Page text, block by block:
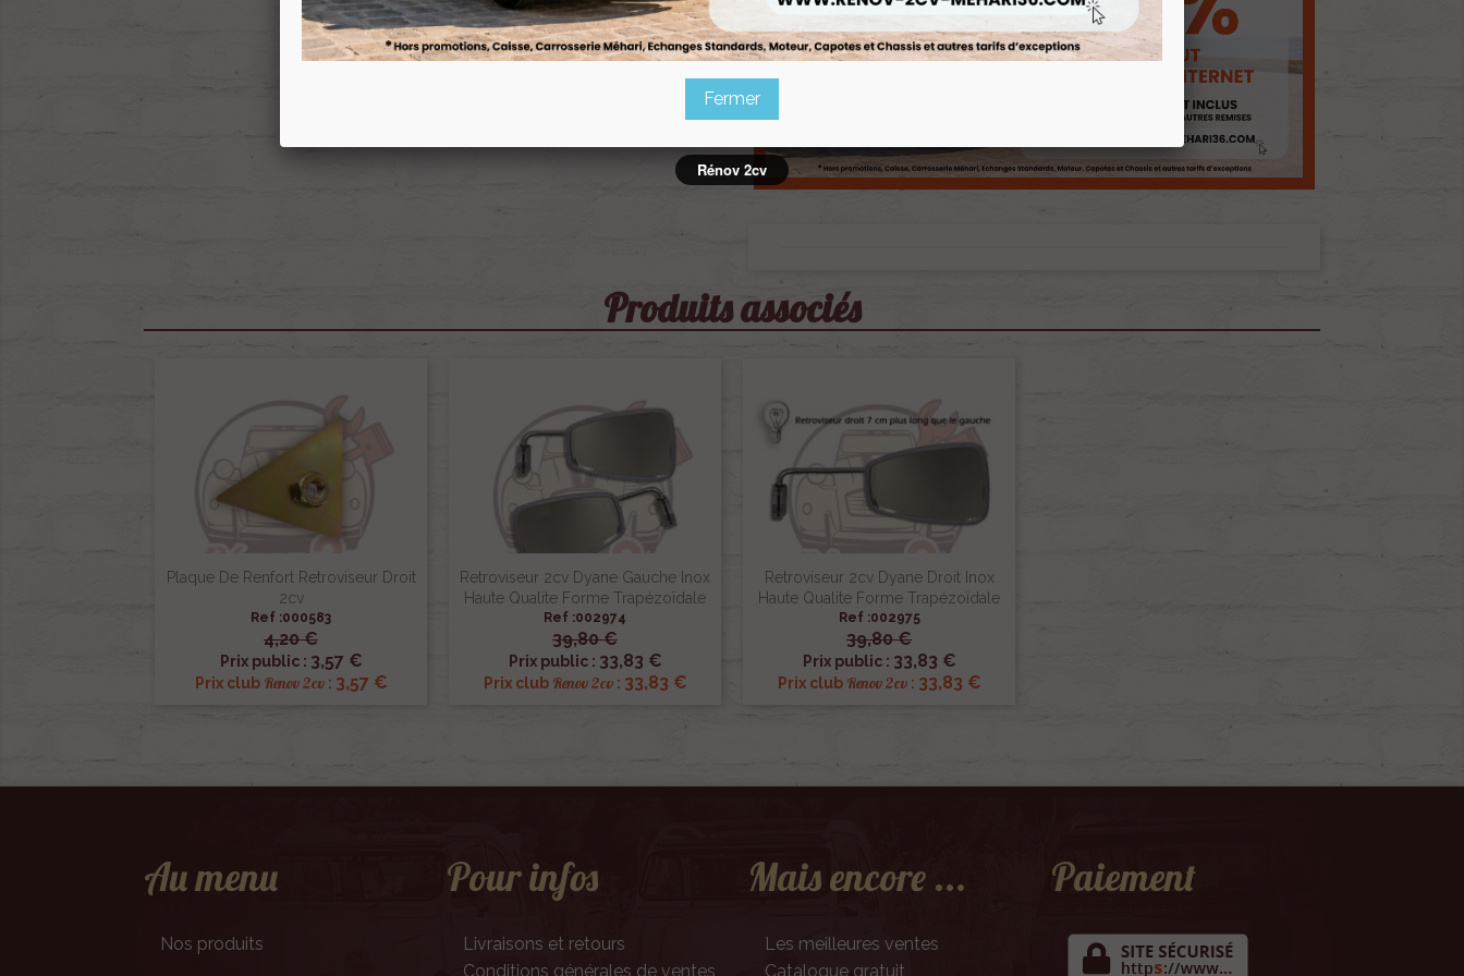
Produits associés
Plaque De Renfort Retroviseur Droit
2cv
Ref :000583
4,20 €
Prix public : 3,57 €
Prix club Renov 2cv: 3,57 €
 Aperçu rapide
Retroviseur 2cv Dyane Gauche Inox
Haute Qualite Forme Trapézoïdale
Ref :002974
39,80 €
Prix public : 33,83 €
Prix club Renov 2cv: 33,83 €
 Aperçu rapide
Retroviseur 2cv Dyane Droit Inox
Haute Qualite Forme Trapézoïdale
Ref :002975
39,80 €
Prix public : 33,83 €
Prix club Renov 2cv: 33,83 €
 Aperçu rapide
Au menu
Nos produits
Pour infos
Livraisons et retours
Conditions générales de ventes
Mais encore ...
Les meilleures ventes
Catalogue gratuit
Paiement
Fermer
Rénov 2cv